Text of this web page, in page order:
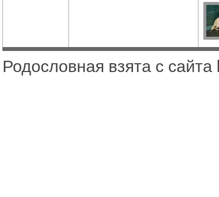
Родословная взята с